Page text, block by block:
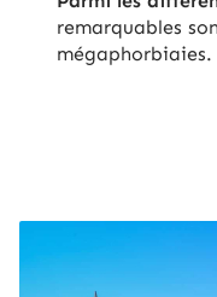
remarquables
mégaphorbiaies.